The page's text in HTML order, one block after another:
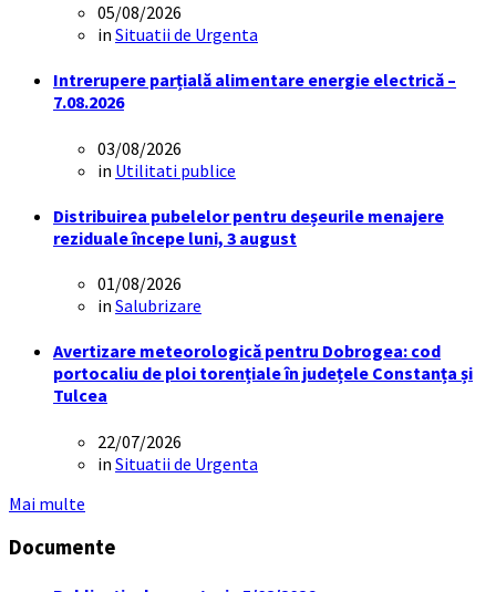
05/08/2026
in Situatii de Urgenta
Intrerupere parțială alimentare energie electrică –
7.08.2026
03/08/2026
in Utilitati publice
Distribuirea pubelelor pentru deșeurile menajere
reziduale începe luni, 3 august
01/08/2026
in Salubrizare
Avertizare meteorologică pentru Dobrogea: cod
portocaliu de ploi torențiale în județele Constanța și
Tulcea
22/07/2026
in Situatii de Urgenta
Mai multe
Documente